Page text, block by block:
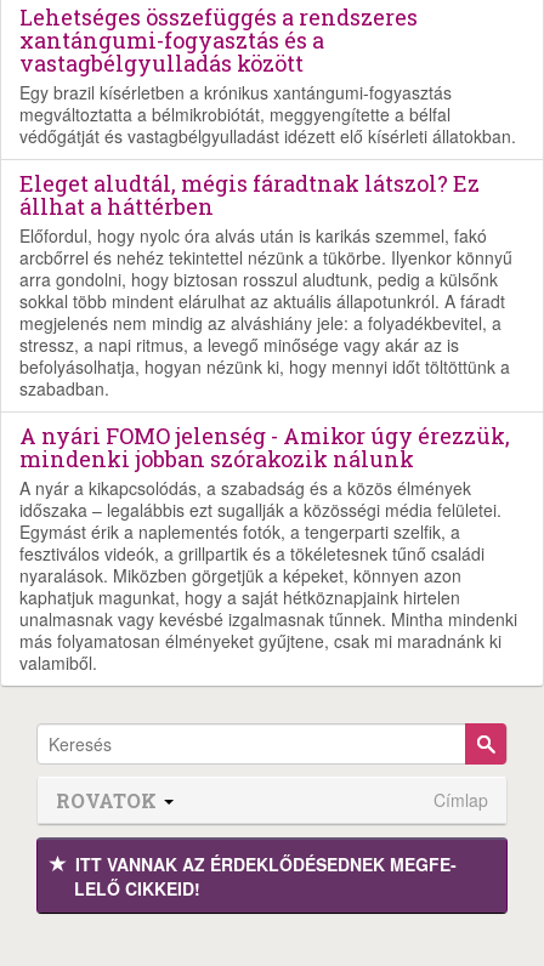
Lehetséges összefüggés a rendszeres
xantángumi-fogyasztás és a
vastagbélgyulladás között
Egy brazil kísérletben a krónikus xantángumi-fogyasztás
megváltoztatta a bélmikrobiótát, meggyengítette a bélfal
védőgátját és vastagbélgyulladást idézett elő kísérleti állatokban.
Eleget aludtál, mégis fáradtnak látszol? Ez
állhat a háttérben
Előfordul, hogy nyolc óra alvás után is karikás szemmel, fakó
arcbőrrel és nehéz tekintettel nézünk a tükörbe. Ilyenkor könnyű
arra gondolni, hogy biztosan rosszul aludtunk, pedig a külsőnk
sokkal több mindent elárulhat az aktuális állapotunkról. A fáradt
megjelenés nem mindig az alváshiány jele: a folyadékbevitel, a
stressz, a napi ritmus, a levegő minősége vagy akár az is
befolyásolhatja, hogyan nézünk ki, hogy mennyi időt töltöttünk a
szabadban.
A nyári FOMO jelenség - Amikor úgy érezzük,
mindenki jobban szórakozik nálunk
A nyár a kikapcsolódás, a szabadság és a közös élmények
időszaka – legalábbis ezt sugallják a közösségi média felületei.
Egymást érik a naplementés fotók, a tengerparti szelfik, a
fesztiválos videók, a grillpartik és a tökéletesnek tűnő családi
nyaralások. Miközben görgetjük a képeket, könnyen azon
kaphatjuk magunkat, hogy a saját hétköznapjaink hirtelen
unalmasnak vagy kevésbé izgalmasnak tűnnek. Mintha mindenki
más folyamatosan élményeket gyűjtene, csak mi maradnánk ki
valamiből.
ROVATOK Címlap
ITT VANNAK AZ ÉRDEK­LŐDÉ­SEDNEK MEGFE­
LELŐ CIKKEID!